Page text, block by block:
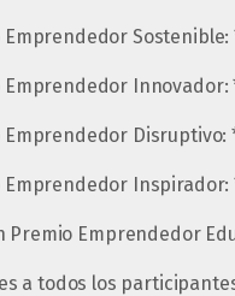
Sostenible:
Innovador:
Disruptivo:
Inspirador:
Premio Emprendedor
a todos los